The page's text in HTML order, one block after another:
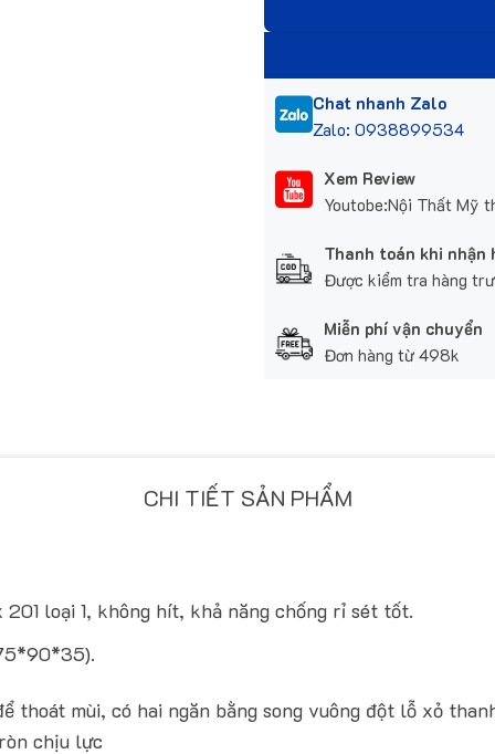
Chat nhanh Zalo
Zalo: 0938899534
Xem Review
Youtobe:Nội Thất Mỹ
Thanh toán khi nhận
Được kiểm tra hàng
Miễn phí vận chuyển
Đơn hàng từ 498k
CHI TIẾT SẢN PHẨM
loại 1, không hít, khả năng chống rỉ sét tốt.
thoát mùi, có hai ngăn bằng song vuông đột lỗ xỏ
chịu lực